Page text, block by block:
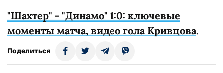
"Шахтер" - "Динамо" 1:0: ключевые
моменты матча, видео гола Кривцова.
Поделиться